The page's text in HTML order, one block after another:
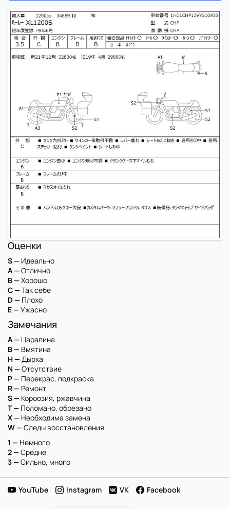
Оценки
S — Идеально
A — Отлично
B — Хорошо
C — Так себе
D — Плохо
E — Ужасно
Замечания
A — Царапина
B — Вмятина
H — Дырка
N — Отсутствие
P — Перекрас, подкраска
R — Ремонт
S — Короозия, ржавчина
T — Поломано, обрезано
X — Необходима замена
W — Следы восстановления
1 — Немного
2 — Средне
3 — Сильно, много
YouTube Instagram VK Facebook